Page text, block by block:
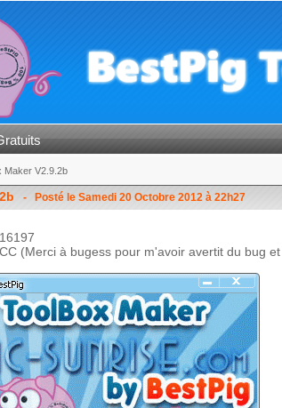
Maker V2.9.2b
- Posté le Samedi 20 Octobre 2012 à 22h27
(Merci à bugess pour m'avoir avertit du bug